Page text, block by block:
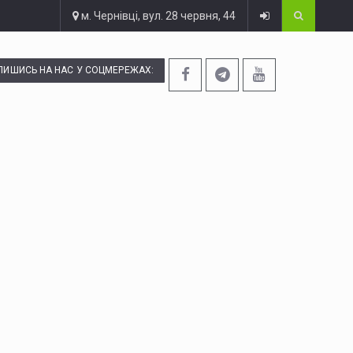
м. Чернівці, вул. 28 червня, 44
НА НАС У СОЦМЕРЕЖАХ: